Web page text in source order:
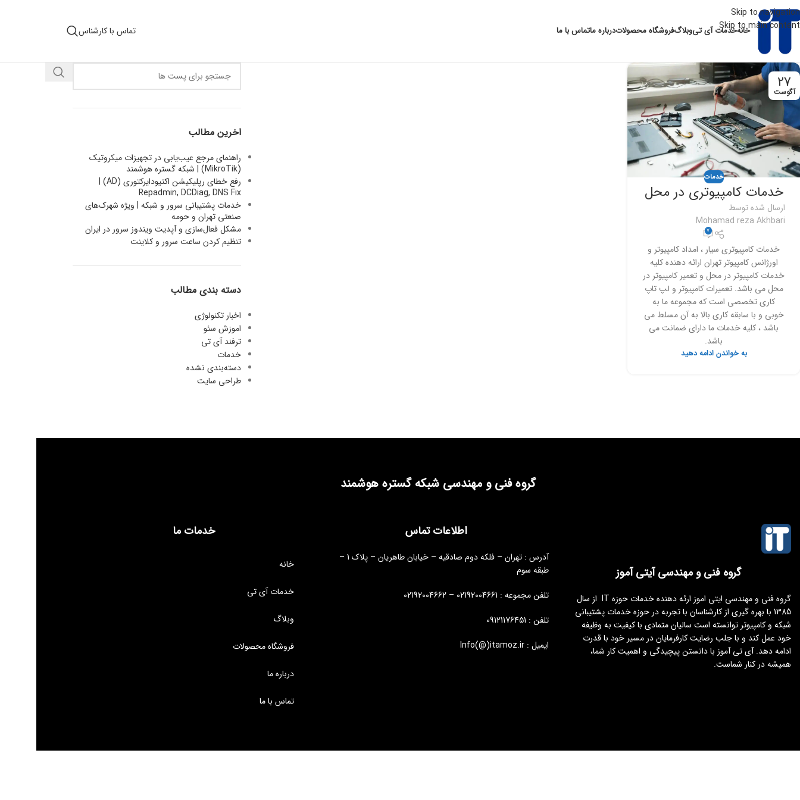
Skip to navigation
Skip to main content
خانهخدمات آی تیوبلاگفروشگاه محصولاتدرباره ماتماس با ما تماس با کارشناس
27
آگوست
خدمات
خدمات کامپیوتری در محل
ارسال شده توسط
Mohamad reza Akhbari
7
خدمات کامپیوتری سیار ، امداد کامپیوتر و
اورژانس کامپیوتر تهران ارائه دهنده کلیه
خدمات کامپیوتر در محل و تعمیر کامپیوتر در
محل می باشد. تعمیرات کامپیوتر و لپ تاپ
کاری تخصصی است که مجموعه ما به
خوبی و با سابقه کاری بالا به آن مسلط می
باشد ، کلیه خدمات ما دارای ضمانت می
باشد.
به خواندن ادامه دهید
اخرین مطالب
راهنمای مرجع عیب‌یابی در تجهیزات میکروتیک
(MikroTik) | شبکه گستره هوشمند
رفع خطای رپلیکیشن اکتیودایرکتوری (AD) |
Repadmin, DCDiag, DNS Fix
خدمات پشتیبانی سرور و شبکه | ویژه شهرک‌های
صنعتی تهران و حومه
مشکل فعال‌سازی و آپدیت ویندوز سرور در ایران
تنظیم کردن ساعت سرور و کلاینت
دسته بندی مطالب
اخبار تکنولوژی
اموزش سئو
ترفند آی تی
خدمات
دسته‌بندی نشده
طراحی سایت
گروه فنی و مهندسی شبکه گستره هوشمند
گروه فنی و مهندسی آیتی آموز
گروه فنی و مهندسی ایتی اموز ارئه دهنده خدمات حوزه IT از سال
1385 با بهره گیری از کارشناسان با تجربه در حوزه خدمات پشتیبانی
شبکه و کامپیوتر توانسته است سالیان متمادی با کیفیت به وظیفه
خود عمل کند و با جلب رضایت کارفرمایان در مسیر خود با قدرت
ادامه دهد. آی تی آموز با دانستن پیچیدگی و اهمیت کار شما،
همیشه در کنار شماست.
اطلاعات تماس
آدرس : تهران – فلکه دوم صادقیه – خیابان طاهریان – پلاک 1 –
طبقه سوم
تلفن مجموعه : 02192004661 – 02192004662
تلفن : 09121176451
ایمیل : Info(@)itamoz.ir
خدمات ما
خانه
خدمات آی تی
وبلاگ
فروشگاه محصولات
درباره ما
تماس با ما